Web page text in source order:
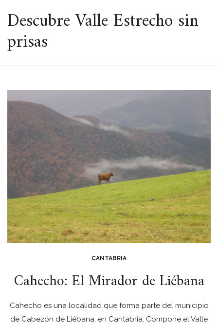
ESPACIO
Descubre Valle Estrecho sin
prisas
CANTABRIA
Cahecho: El Mirador de Liébana
Cahecho es una localidad que forma parte del municipio
de Cabezón de Liébana, en Cantabria. Compone el Valle